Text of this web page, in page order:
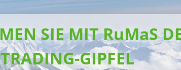
SIE MIT RuMaS
TRADING-GIPFEL